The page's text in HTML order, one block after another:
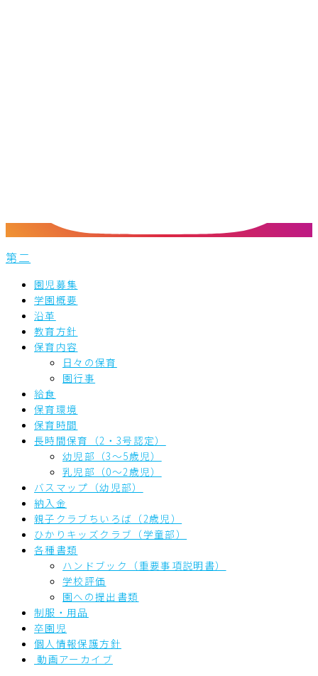
第二
園児募集
学園概要
沿革
教育方針
保育内容
日々の保育
園行事
給食
保育環境
保育時間
長時間保育（2・3号認定）
幼児部（3～5歳児）
乳児部（0～2歳児）
バスマップ（幼児部）
納入金
親子クラブちいろば（2歳児）
ひかりキッズクラブ（学童部）
各種書類
ハンドブック（重要事項説明書）
学校評価
園への提出書類
制服・用品
卒園児
個人情報保護方針
動画アーカイブ